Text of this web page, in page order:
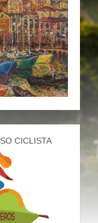
CICLISTA